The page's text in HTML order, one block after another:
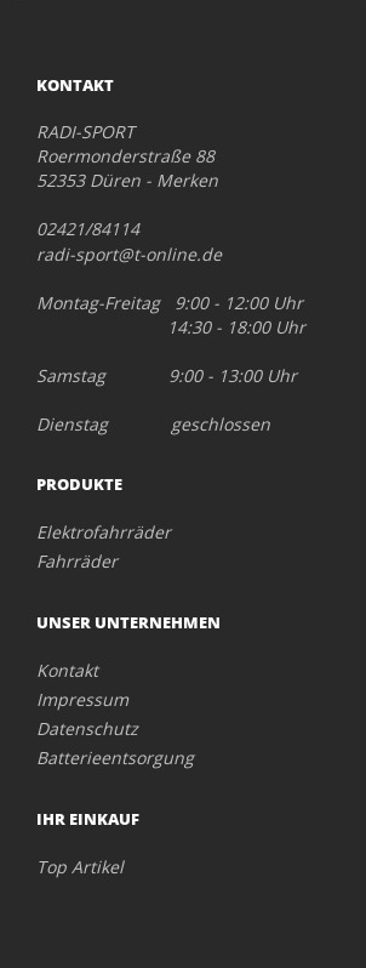
KONTAKT
RADI-SPORT
Roermonderstraße 88
52353 Düren - Merken
02421/84114
radi-sport@t-online.de
Montag-Freitag 9:00 - 12:00 Uhr
14:30 - 18:00 Uhr
Samstag 9:00 - 13:00 Uhr
Dienstag geschlossen
PRODUKTE
Elektrofahrräder
Fahrräder
UNSER UNTERNEHMEN
Kontakt
Impressum
Datenschutz
Batterieentsorgung
IHR EINKAUF
Top Artikel